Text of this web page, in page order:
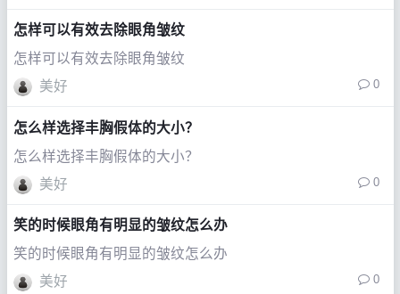
怎样可以有效去除眼角皱纹
怎样可以有效去除眼角皱纹
美好
0
怎么样选择丰胸假体的大小？
怎么样选择丰胸假体的大小？
美好
0
笑的时候眼角有明显的皱纹怎么办
笑的时候眼角有明显的皱纹怎么办
美好
0